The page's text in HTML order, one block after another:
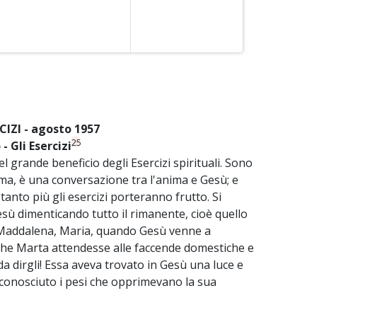
- agosto 1957
- Gli Esercizi25
grande beneficio degli Esercizi spirituali. Sono
è una conversazione tra l'anima e Gesù; e
più gli esercizi porteranno frutto. Si
dimenticando tutto il rimanente, cioè quello
Maria, quando Gesù venne a
Marta attendesse alle faccende domestiche e
dirgli! Essa aveva trovato in Gesù una luce e
i pesi che opprimevano la sua